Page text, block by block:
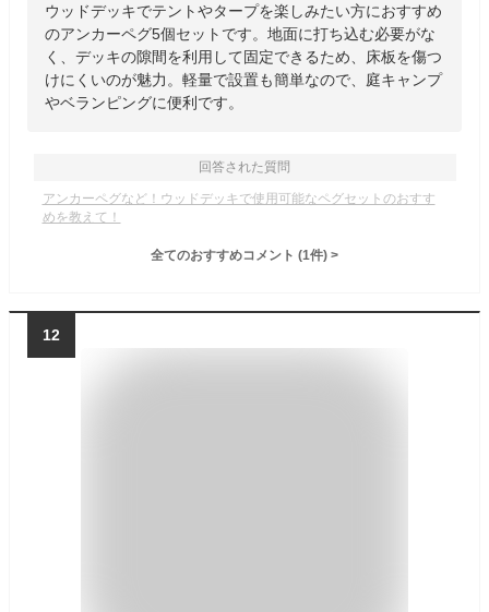
ウッドデッキでテントやタープを楽しみたい方におすすめ
のアンカーペグ5個セットです。地面に打ち込む必要がな
く、デッキの隙間を利用して固定できるため、床板を傷つ
けにくいのが魅力。軽量で設置も簡単なので、庭キャンプ
やベランピングに便利です。
回答された質問
アンカーペグなど！ウッドデッキで使用可能なペグセットのおすす
めを教えて！
全てのおすすめコメント (1件) >
12